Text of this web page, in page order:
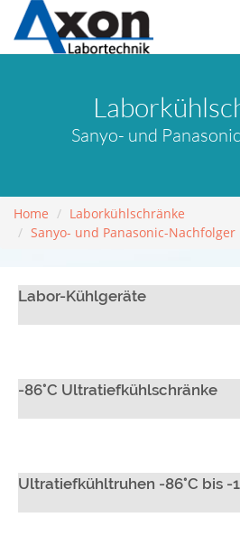
Sanyo- und
Home
Laborkühlschränke
Sanyo- und Panasonic-Nachfolger
Labor-Kühlgeräte
-86°C Ultratiefkühlschränke
Ultratiefkühltruhen -86°C bis -